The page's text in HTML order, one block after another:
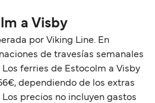
a Visby
por Viking Line. En
de travesías semanales
ferries de Estocolm a Visby
dependiendo de los extras
precios no incluyen gastos